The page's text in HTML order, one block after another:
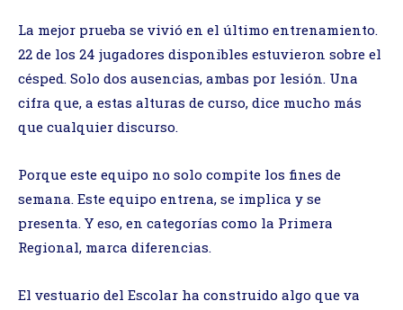
La mejor prueba se vivió en el último entrenamiento.
22 de los 24 jugadores disponibles estuvieron sobre el
césped. Solo dos ausencias, ambas por lesión. Una
cifra que, a estas alturas de curso, dice mucho más
que cualquier discurso.
Porque este equipo no solo compite los fines de
semana. Este equipo entrena, se implica y se
presenta. Y eso, en categorías como la Primera
Regional, marca diferencias.
El vestuario del Escolar ha construido algo que va